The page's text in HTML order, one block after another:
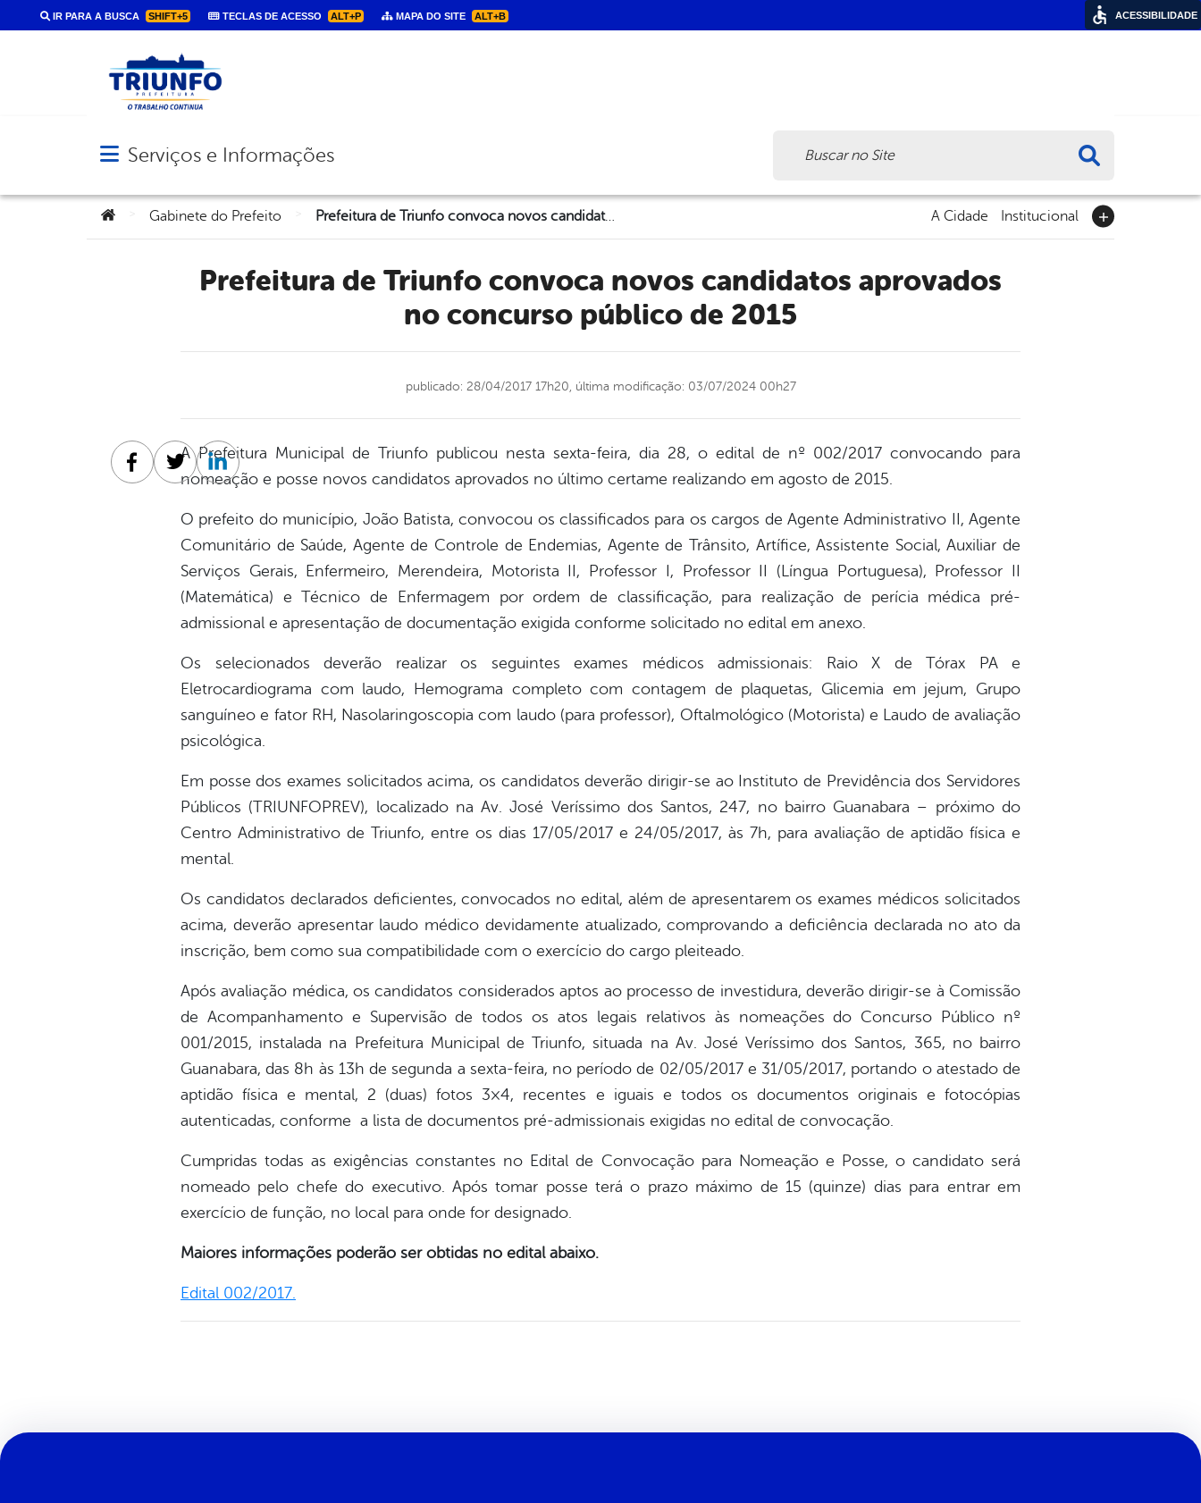
IR PARA A BUSCA SHIFT+5 TECLAS DE ACESSO ALT+P MAPA DO SITE ALT+B
Abrir menu principal de navegação
Serviços e Informações
Você está aqui:Gabinete do Prefeito Prefeitura de Triunfo convoca novos candidatos aprovados no concurso público de 2015 A Cidade Institucional
Prefeitura de Triunfo convoca novos candidatos aprovados
no concurso público de 2015
publicado: 28/04/2017 17h20, última modificação: 03/07/2024 00h27
A Prefeitura Municipal de Triunfo publicou nesta sexta-feira, dia 28, o edital de nº 002/2017 convocando para
nomeação e posse novos candidatos aprovados no último certame realizando em agosto de 2015.
O prefeito do município, João Batista, convocou os classificados para os cargos de Agente Administrativo II, Agente
Comunitário de Saúde, Agente de Controle de Endemias, Agente de Trânsito, Artífice, Assistente Social, Auxiliar de
Serviços Gerais, Enfermeiro, Merendeira, Motorista II, Professor I, Professor II (Língua Portuguesa), Professor II
(Matemática) e Técnico de Enfermagem por ordem de classificação, para realização de perícia médica pré-
admissional e apresentação de documentação exigida conforme solicitado no edital em anexo.
Os selecionados deverão realizar os seguintes exames médicos admissionais: Raio X de Tórax PA e
Eletrocardiograma com laudo, Hemograma completo com contagem de plaquetas, Glicemia em jejum, Grupo
sanguíneo e fator RH, Nasolaringoscopia com laudo (para professor), Oftalmológico (Motorista) e Laudo de avaliação
psicológica.
Em posse dos exames solicitados acima, os candidatos deverão dirigir-se ao Instituto de Previdência dos Servidores
Públicos (TRIUNFOPREV), localizado na Av. José Veríssimo dos Santos, 247, no bairro Guanabara – próximo do
Centro Administrativo de Triunfo, entre os dias 17/05/2017 e 24/05/2017, às 7h, para avaliação de aptidão física e
mental.
Os candidatos declarados deficientes, convocados no edital, além de apresentarem os exames médicos solicitados
acima, deverão apresentar laudo médico devidamente atualizado, comprovando a deficiência declarada no ato da
inscrição, bem como sua compatibilidade com o exercício do cargo pleiteado.
Após avaliação médica, os candidatos considerados aptos ao processo de investidura, deverão dirigir-se à Comissão
de Acompanhamento e Supervisão de todos os atos legais relativos às nomeações do Concurso Público nº
001/2015, instalada na Prefeitura Municipal de Triunfo, situada na Av. José Veríssimo dos Santos, 365, no bairro
Guanabara, das 8h às 13h de segunda a sexta-feira, no período de 02/05/2017 e 31/05/2017, portando o atestado de
aptidão física e mental, 2 (duas) fotos 3×4, recentes e iguais e todos os documentos originais e fotocópias
autenticadas, conforme a lista de documentos pré-admissionais exigidas no edital de convocação.
Cumpridas todas as exigências constantes no Edital de Convocação para Nomeação e Posse, o candidato será
nomeado pelo chefe do executivo. Após tomar posse terá o prazo máximo de 15 (quinze) dias para entrar em
exercício de função, no local para onde for designado.
Maiores informações poderão ser obtidas no edital abaixo.
Edital 002/2017.
Facebook
TwitterLinkedin
ACESSIBILIDADE